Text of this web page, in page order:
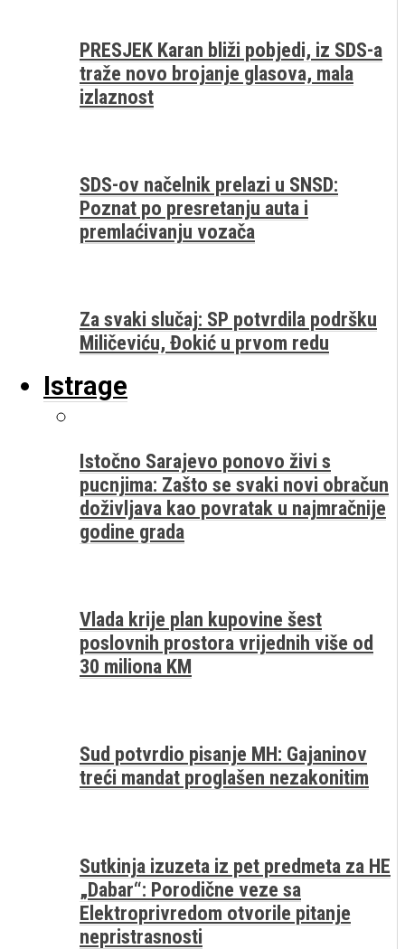
PRESJEK Karan bliži pobjedi, iz SDS-a
traže novo brojanje glasova, mala
izlaznost
SDS-ov načelnik prelazi u SNSD:
Poznat po presretanju auta i
premlaćivanju vozača
Za svaki slučaj: SP potvrdila podršku
Miličeviću, Đokić u prvom redu
Istrage
Istočno Sarajevo ponovo živi s
pucnjima: Zašto se svaki novi obračun
doživljava kao povratak u najmračnije
godine grada
Vlada krije plan kupovine šest
poslovnih prostora vrijednih više od
30 miliona KM
Sud potvrdio pisanje MH: Gajaninov
treći mandat proglašen nezakonitim
Sutkinja izuzeta iz pet predmeta za HE
„Dabar“: Porodične veze sa
Elektroprivredom otvorile pitanje
nepristrasnosti